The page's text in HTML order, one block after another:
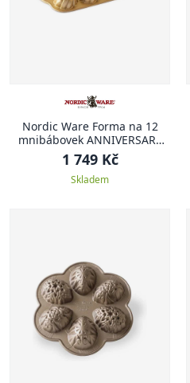
Nordic Ware Forma na 12
mnibábovek ANNIVERSARY
PROPLETENÁ
1 749 Kč
Skladem